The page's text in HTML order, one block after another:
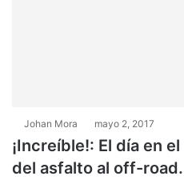
Johan Mora mayo 2, 2017
¡Increíble!: El día en
del asfalto al off-road.